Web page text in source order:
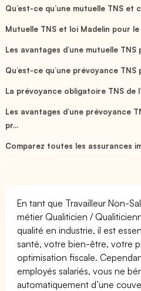
Qu’est-ce qu’une mutuelle TNS
Mutuelle TNS et loi Madelin pour
Les avantages d’une mutuelle
Qu’est-ce qu’une prévoyance
La prévoyance obligatoire TNS de
Les avantages d’une prévoyance
pr...
Comparez toutes les assurances
En tant que Travailleur Non-
métier Qualiticien /
qualité en industrie, il est
santé, votre bien-être, votre
optimisation fiscale.
employés salariés, vous ne
automatiquement d’une